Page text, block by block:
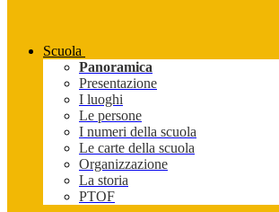
Scuola
Panoramica
Presentazione
I luoghi
Le persone
I numeri della scuola
Le carte della scuola
Organizzazione
La storia
PTOF